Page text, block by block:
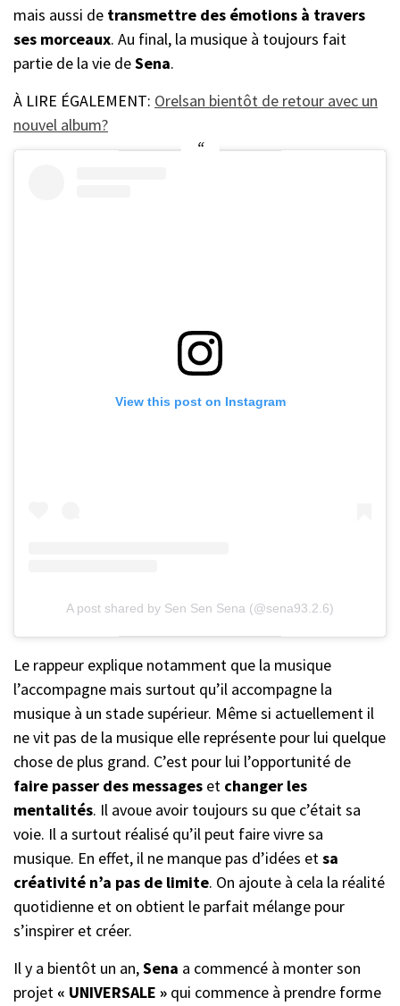
mais aussi de transmettre des émotions à travers
ses morceaux. Au final, la musique à toujours fait
partie de la vie deSena.
À LIRE ÉGALEMENT: Orelsan bientôt de retour avec un
nouvel album?
View this post on Instagram
A post shared by Sen Sen Sena (@sena93.2.6)
Le rappeur explique notamment que la musique
l’accompagne mais surtout qu’il accompagne la
musique à un stade supérieur. Même si actuellement il
ne vit pas de la musique elle représente pour lui quelque
chose de plus grand. C’est pour lui l’opportunité de
faire passer des messages et changer les
mentalités. Il avoue avoir toujours su que c’était sa
voie. Il a surtout réalisé qu’il peut faire vivre sa
musique. En effet, il ne manque pas d’idées et sa
créativité n’a pas de limite. On ajoute à cela la réalité
quotidienne et on obtient le parfait mélange pour
s’inspirer et créer.
Il y a bientôt un an,Sena a commencé à monter son
projet « UNIVERSALE » qui commence à prendre forme